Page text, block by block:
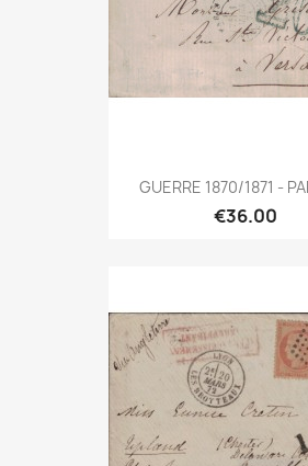
GUERRE 1870/1871 -
€36.00